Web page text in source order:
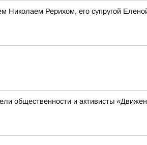
Николаем Рерихом, его супругой
общественности и активисты